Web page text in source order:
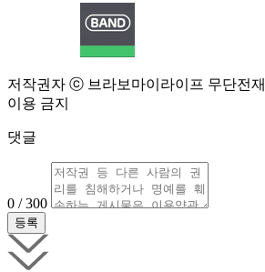
저작권자 ⓒ 브라보마이라이프 무단전
이용 금지
댓글
0 / 300